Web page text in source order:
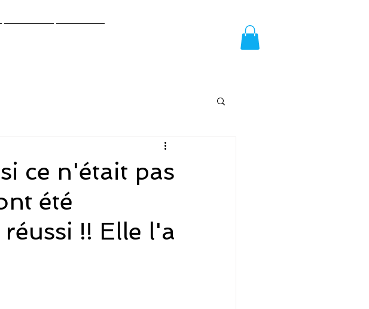
ce n'était pas
été
!! Elle l'a